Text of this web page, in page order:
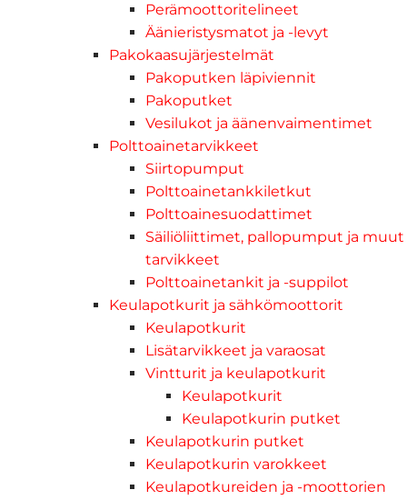
Perämoottoritelineet
Äänieristysmatot ja -levyt
Pakokaasujärjestelmät
Pakoputken läpiviennit
Pakoputket
Vesilukot ja äänenvaimentimet
Polttoainetarvikkeet
Siirtopumput
Polttoainetankkiletkut
Polttoainesuodattimet
Säiliöliittimet, pallopumput ja muut
tarvikkeet
Polttoainetankit ja -suppilot
Keulapotkurit ja sähkömoottorit
Keulapotkurit
Lisätarvikkeet ja varaosat
Vintturit ja keulapotkurit
Keulapotkurit
Keulapotkurin putket
Keulapotkurin putket
Keulapotkurin varokkeet
Keulapotkureiden ja -moottorien